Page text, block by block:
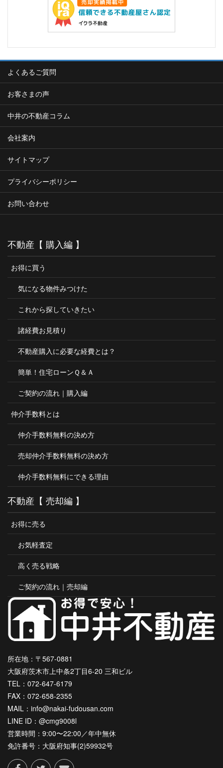
よくあるご質問
お客さまの声
中井の不動産コラム
会社案内
サイトマップ
プライバシーポリシー
お問い合わせ
不動産【 購入編 】
お得に買う
気になる物件みつけた
これから探していきたい
諸経費お見積り
不動産購入に必要な経費とは？
簡単！住宅ローンＱ＆Ａ
ご契約の流れ｜購入編
仲介手数料とは
仲介手数料無料の決め方
売却仲介手数料無料の決め方
仲介手数料無料にできる理由
不動産【 売却編 】
お得に売る
お気軽査定
高く売る戦略
ご契約の流れ｜売却編
所在地：〒567-0881
大阪府茨木市上中条2丁目6-20 三和ビル
TEL：072-647-6179
FAX：072-658-2355
MAIL：info@nakai-fudousan.com
LINE ID：@cmg9008l
営業時間：9:00〜22:00／年中無休
免許番号：大阪府知事(2)59932号